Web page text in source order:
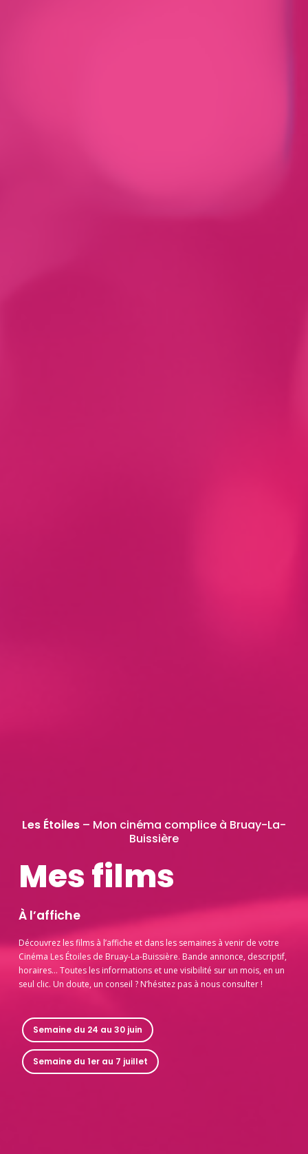
Les Étoiles– Mon cinéma complice à Bruay-La-
Buissière
Mes films
À l’affiche
Découvrez les films à l’affiche et dans les semaines à venir de votre
Cinéma Les Étoiles de Bruay-La-Buissière. Bande annonce, descriptif,
horaires… Toutes les informations et une visibilité sur un mois, en un
seul clic. Un doute, un conseil ? N’hésitez pas à nous consulter !
Semaine du 24 au 30 juin
Semaine du 1er au 7 juillet